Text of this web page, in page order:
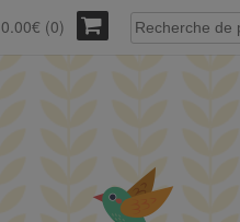
0.00€ (0)
Recherche
pour :